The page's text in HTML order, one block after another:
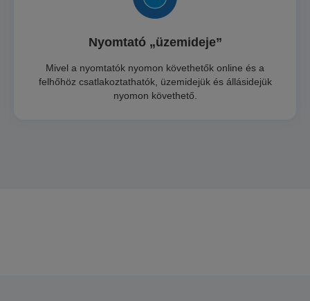
Nyomtató „üzemideje”
Mivel a nyomtatók nyomon követhetők online és a
felhőhöz csatlakoztathatók, üzemidejük és állásidejük
nyomon követhető.